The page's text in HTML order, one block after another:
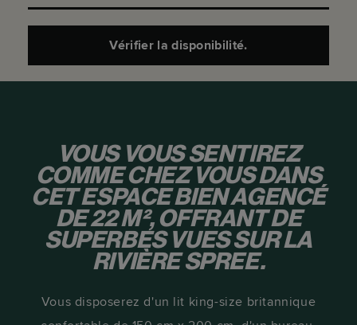
Vérifier la disponibilité.
VOUS VOUS SENTIREZ
COMME CHEZ VOUS DANS
CET ESPACE BIEN AGENCÉ
DE 22 M², OFFRANT DE
SUPERBES VUES SUR LA
RIVIÈRE SPREE.
Vous disposerez d'un lit king-size britannique